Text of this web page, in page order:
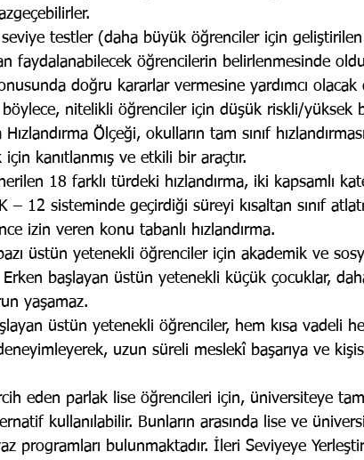
testler (daha büyük öğrenciler için
faydalanabilecek öğrencilerin belirlenmesinde
doğru kararlar vermesine yardımcı
nitelikli öğrenciler için düşük riskli/yüksek
Ölçeği, okulların tam sınıf
kanıtlanmış ve etkili bir araçtır.
18 farklı türdeki hızlandırma, iki kapsamlı
– 12 sisteminde geçirdiği süreyi kısaltan sınıf
izin veren konu tabanlı hızlandırma.
üstün yetenekli öğrenciler için akademik ve
başlayan üstün yetenekli küçük çocuklar,
yaşamaz.
üstün yetenekli öğrenciler, hem kısa vadeli
uzun süreli meslekî başarıya ve
eden parlak lise öğrencileri için, üniversiteye
kullanılabilir. Bunların arasında lise ve
programları bulunmaktadır. İleri Seviyeye